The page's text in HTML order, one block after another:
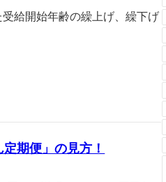
給開始年齢の繰上げ、繰下げ
期便」の見方！